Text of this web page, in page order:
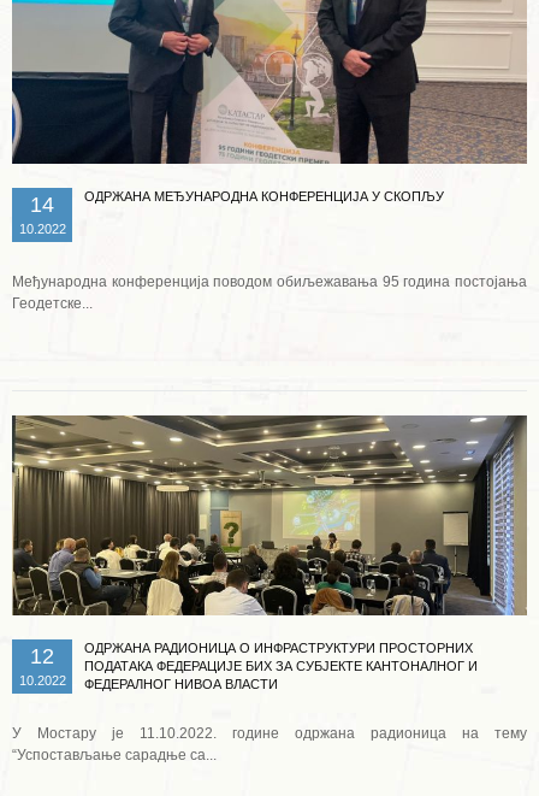
14
10.2022
ОДРЖАНА МЕЂУНАРОДНА КОНФЕРЕНЦИЈА У СКОПЉУ
Међународна конференција поводом обиљежавања 95 година постојања
Геодетске...
12
10.2022
ОДРЖАНА РАДИОНИЦА О ИНФРАСТРУКТУРИ ПРОСТОРНИХ
ПОДАТАКА ФЕДЕРАЦИЈЕ БИХ ЗА СУБЈЕКТЕ КАНТОНАЛНОГ И
ФЕДЕРАЛНОГ НИВОА ВЛАСТИ
У Мостару је 11.10.2022. године одржана радионица на тему
“Успостављање сарадње са...